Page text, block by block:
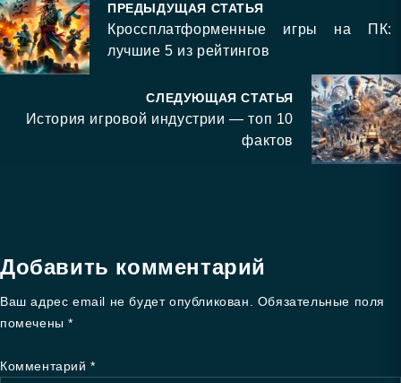
ПРЕДЫДУЩАЯ СТАТЬЯ
Кроссплатформенные игры на ПК:
лучшие 5 из рейтингов
СЛЕДУЮЩАЯ СТАТЬЯ
История игровой индустрии — топ 10
фактов
Добавить комментарий
Ваш адрес email не будет опубликован.
Обязательные поля
помечены*
Комментарий*